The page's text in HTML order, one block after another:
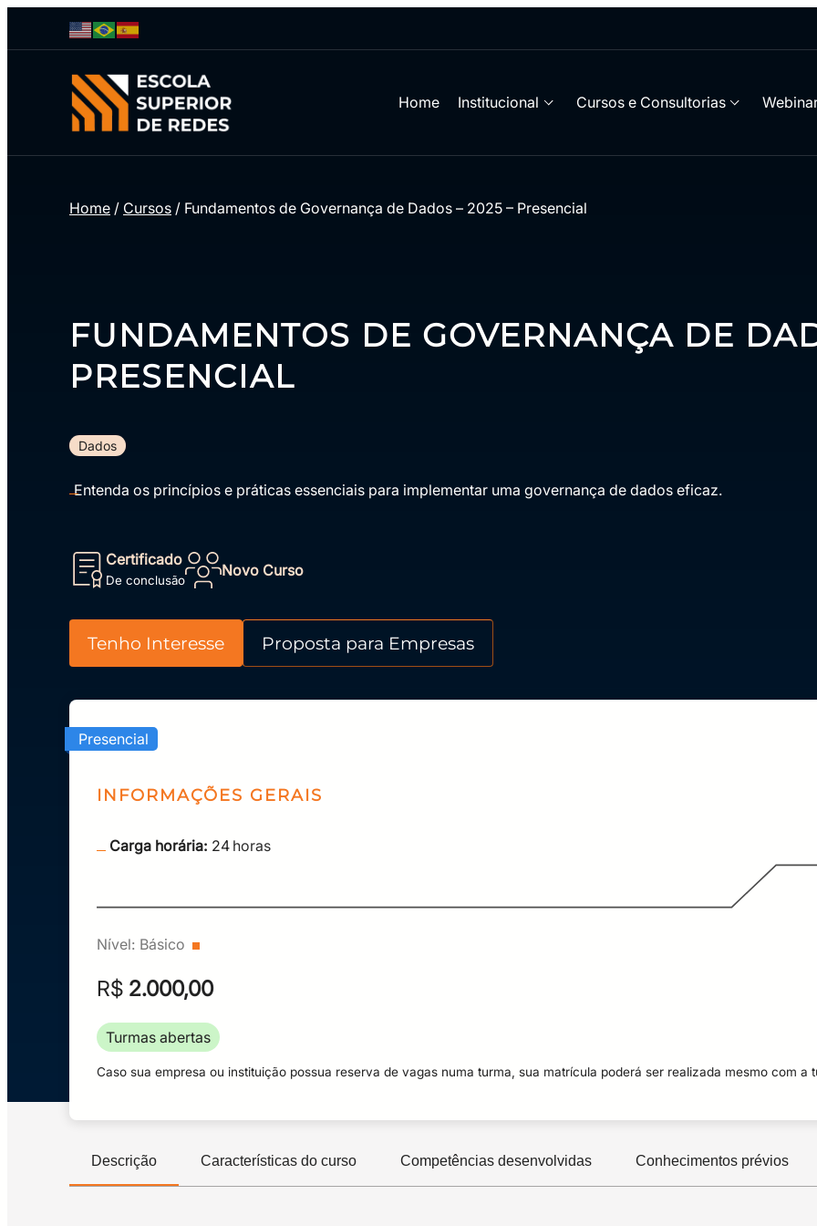
Home Institucional Cursos e Consultorias
Home / Cursos / Fundamentos de Governança de Dados – 2025 – Presencial
FUNDAMENTOS DE GOVERNANÇA DE
PRESENCIAL
Dados
Entenda os princípios e práticas essenciais para implementar uma governança de dados eficaz.
Certificado
De conclusão
Novo Curso
Tenho Interesse Proposta para Empresas
Presencial
INFORMAÇÕES GERAIS
Carga horária: 24 horas
Nível: Básico
R$ 2.000,00
Turmas abertas
Caso sua empresa ou instituição possua reserva de vagas numa turma, sua matrícula poderá ser realizada mesmo com a
Descrição Características do curso Competências desenvolvidas Conhecimentos prévios
Termos
Superior